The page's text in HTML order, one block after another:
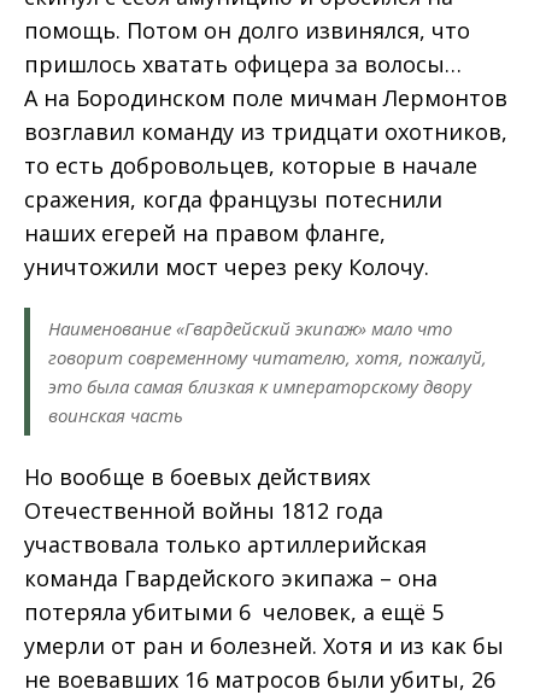
помощь. Потом он долго извинялся, что
пришлось хватать офицера за волосы…
А на Бородинском поле мичман Лермонтов
возглавил команду из тридцати охотников,
то есть добровольцев, которые в начале
сражения, когда французы потеснили
наших егерей на правом фланге,
уничтожили мост через реку Колочу.
Наименование «Гвардейский экипаж» мало что
говорит современному читателю, хотя, пожалуй,
это была самая близкая к императорскому двору
воинская часть
Но вообще в боевых действиях
Отечественной войны 1812 года
участвовала только артиллерийская
команда Гвардейского экипажа – она
потеряла убитыми 6 человек, а ещё 5
умерли от ран и болезней. Хотя и из как бы
не воевавших 16 матросов были убиты, 26